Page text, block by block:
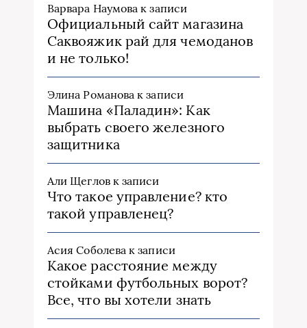
Варвара Наумова к записи
Официальный сайт магазина
Саквояжик рай для чемоданов
и не только!
Элина Романова к записи
Машина «Паладин»: Как
выбрать своего железного
защитника
Али Щегловк записи
Что такое управление? кто
такой управленец?
Асия Соболева к записи
Какое расстояние между
стойками футбольных ворот?
Все, что вы хотели знать